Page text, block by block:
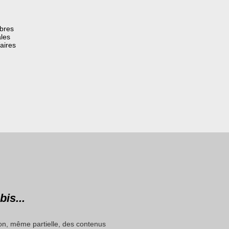
même partielle, des contenus